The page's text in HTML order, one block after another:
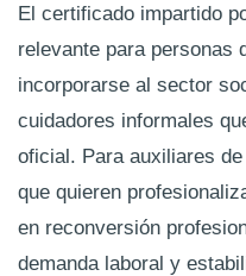
El certificado impartido
relevante para personas
incorporarse al sector
cuidadores informales
oficial. Para auxiliares
que quieren
en reconversión
demanda laboral y